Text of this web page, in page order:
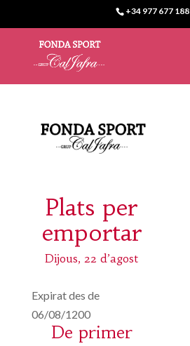
+34 977 677 188
Plats per
emportar
Dijous, 22 d’agost
Expirat des de
06/08/1200
De primer